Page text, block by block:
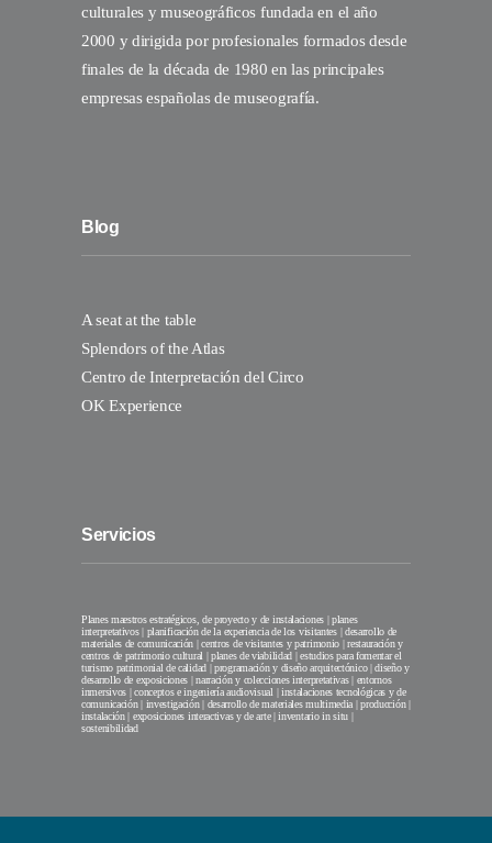
culturales y museográficos fundada en el año
2000 y dirigida por profesionales formados desde
finales de la década de 1980 en las principales
empresas españolas de museografía.
Blog
A seat at the table
Splendors of the Atlas
Centro de Interpretación del Circo
OK Experience
Servicios
Planes maestros estratégicos, de proyecto y de instalaciones | planes
interpretativos | planificación de la experiencia de los visitantes | desarrollo de
materiales de comunicación | centros de visitantes y patrimonio | restauración y
centros de patrimonio cultural | planes de viabilidad | estudios para fomentar el
turismo patrimonial de calidad | programación y diseño arquitectónico | diseño y
desarrollo de exposiciones | narración y colecciones interpretativas | entornos
inmersivos | conceptos e ingeniería audiovisual | instalaciones tecnológicas y de
comunicación | investigación | desarrollo de materiales multimedia | producción |
instalación | exposiciones interactivas y de arte | inventario in situ |
sostenibilidad